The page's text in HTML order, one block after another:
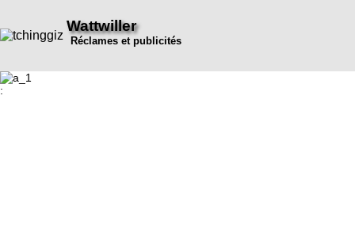
Wattwiller
Réclames et publicités
: